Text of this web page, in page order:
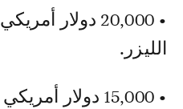
• 20,000 دولار
الليزر.
• 15,000 دولار